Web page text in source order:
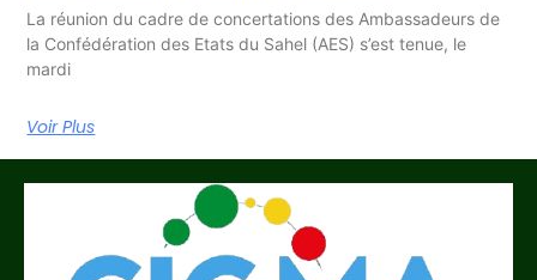
La réunion du cadre de concertations des Ambassadeurs de
la Confédération des Etats du Sahel (AES) s’est tenue, le
mardi
Voir Plus